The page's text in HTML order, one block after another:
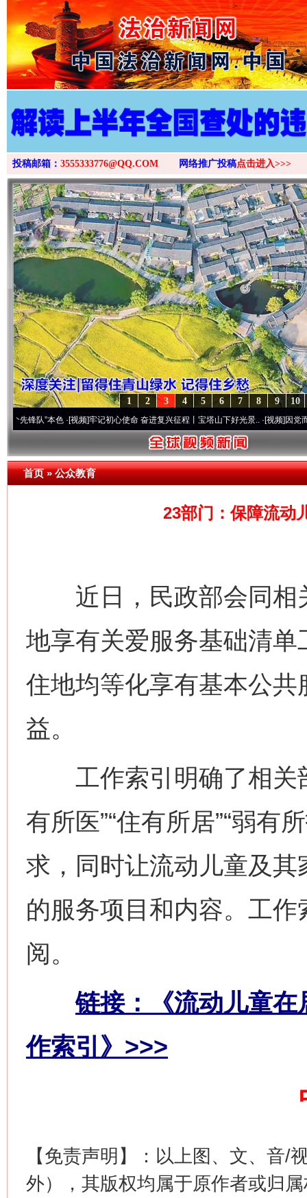
>
投稿邮箱： 3555333776@QQ.COM 网络推广投稿点击进入>>>
10
9
8
7
6
5
4
3
2
1
”本色·[视频]牢记初心使命 奋进复兴征程丨宝塔山下好光景..·[视频]因党而生 为党
首页»公众教育
23部门：保障流动
近日，民政部会同相
地享有关爱服务基础清
住地均等化享有基本公
益。
工作索引明确了相关部
有所医”“住有所居”“弱有
求，同时让流动儿童及
的服务项目和内容。工
阅。
链接：《流动儿童
作索引》>>>
【免责声明】：以上图、文、音/
外），其版权均属于原作者或归
这是一记警钟！ 谢